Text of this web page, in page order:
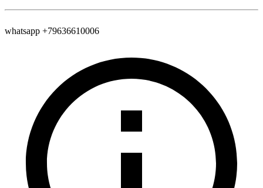
whatsapp +79636610006